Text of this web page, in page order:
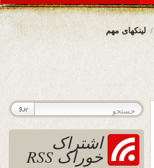
لینکهای مهم
اشتراک
خوراک RSS